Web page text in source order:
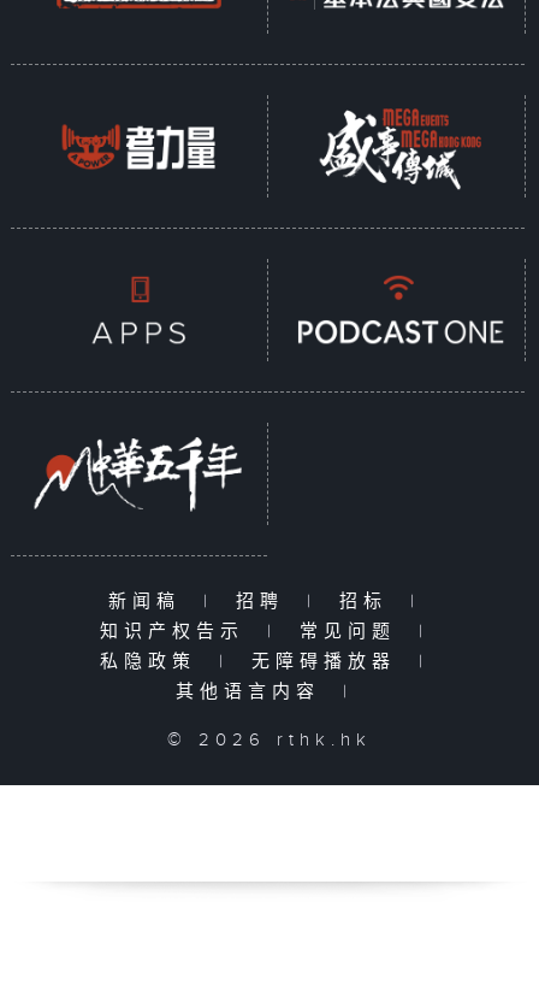
新闻稿 | 招聘 | 招标
|
知识产权告示
| 常见问题
|
私隐政策
| 无障碍播放器
|
其他语言内容
|
© 2026 rthk.hk